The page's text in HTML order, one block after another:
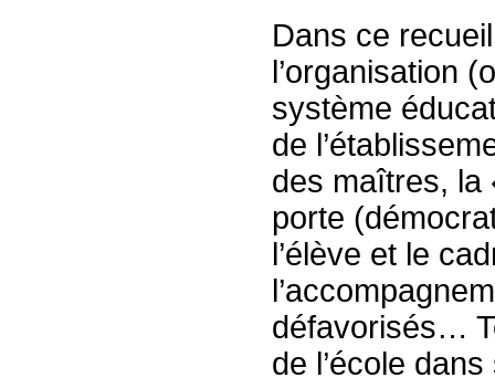
Dans ce
l’organisation
système
de
des maîtres, la
porte
l’élève et le
défavorisés…
de l’école